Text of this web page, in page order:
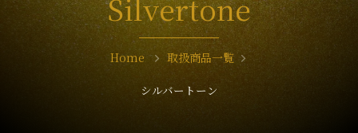
Home 取扱商品一覧
シルバートーン